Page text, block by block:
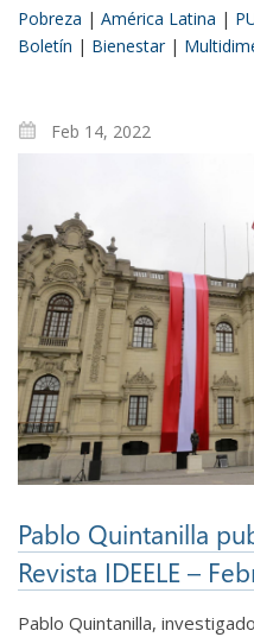
Pobreza | América Latina |
Boletín | Bienestar|
Feb 14, 2022
Pablo Quintanilla
Revista IDEELE –
Pablo Quintanilla,